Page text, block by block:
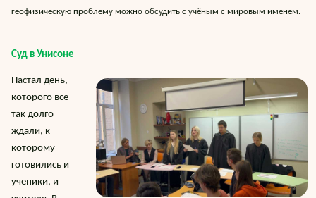
геофизическую проблему можно обсудить с учёным с мировым именем.
Суд в Унисоне
Настал день,
которого все
так долго
ждали, к
которому
готовились и
ученики, и